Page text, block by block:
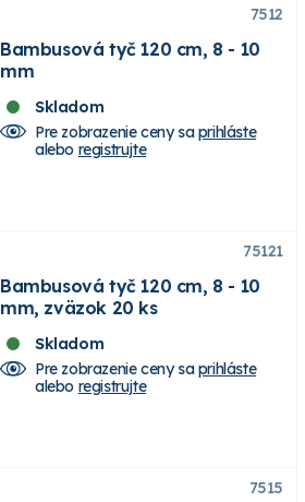
7512
Bambusová tyč 120 cm, 8 - 10
mm
Skladom
Pre zobrazenie ceny saprihláste
alebo registrujte
75121
Bambusová tyč 120 cm, 8 - 10
mm, zväzok 20 ks
Skladom
Pre zobrazenie ceny saprihláste
alebo registrujte
7515